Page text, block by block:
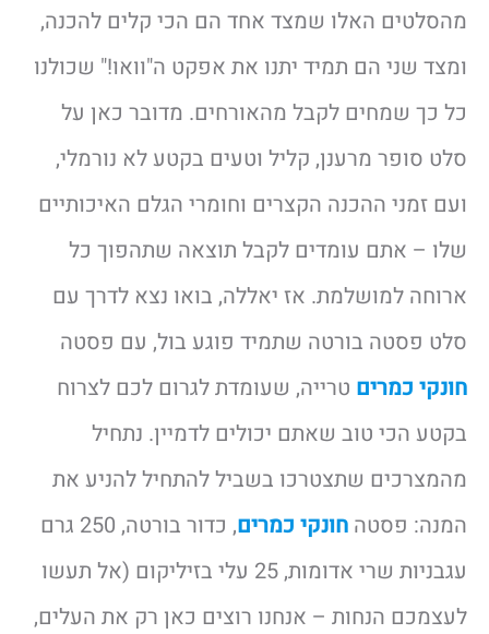
מהסלטים האלו שמצד אחד הם הכי קלים להכנה,
ומצד שני הם תמיד יתנו את אפקט ה"וואו!" שכולנו
כל כך שמחים לקבל מהאורחים. מדובר כאן על
סלט סופר מרענן, קליל וטעים בקטע לא נורמלי,
ועם זמני ההכנה הקצרים וחומרי הגלם האיכותיים
שלו – אתם עומדים לקבל תוצאה שתהפוך כל
ארוחה למושלמת. אז יאללה, בואו נצא לדרך עם
סלט פסטה בורטה שתמיד פוגע בול, עם פסטה
חונקי כמרים טרייה, שעומדת לגרום לכם לצרוח
בקטע הכי טוב שאתם יכולים לדמיין. נתחיל
מהמצרכים שתצטרכו בשביל להתחיל להניע את
המנה: פסטה חונקי כמרים
, כדור בורטה, 250 גרם
עגבניות שרי אדומות, 25 עלי בזיליקום (אל תעשו
לעצמכם הנחות – אנחנו רוצים כאן רק את העלים,